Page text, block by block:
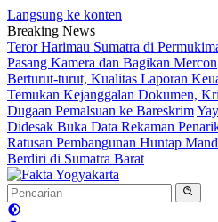
Langsung ke konten
Breaking News
Teror Harimau Sumatra di
Pasang Kamera dan Bagikan Mercon
Berturut-turut, Kualitas Laporan
Temukan Kejanggalan Dokumen,
Dugaan Pemalsuan ke Bareskrim
Didesak Buka Data Rekaman
Ratusan Pembangunan Huntap
Berdiri di Sumatra Barat